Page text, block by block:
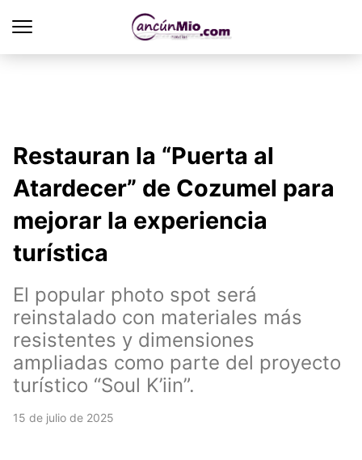
Restauran la “Puerta al
Atardecer” de Cozumel para
mejorar la experiencia
turística
El popular photo spot será
reinstalado con materiales más
resistentes y dimensiones
ampliadas como parte del proyecto
turístico “Soul K’iin”.
15 de julio de 2025